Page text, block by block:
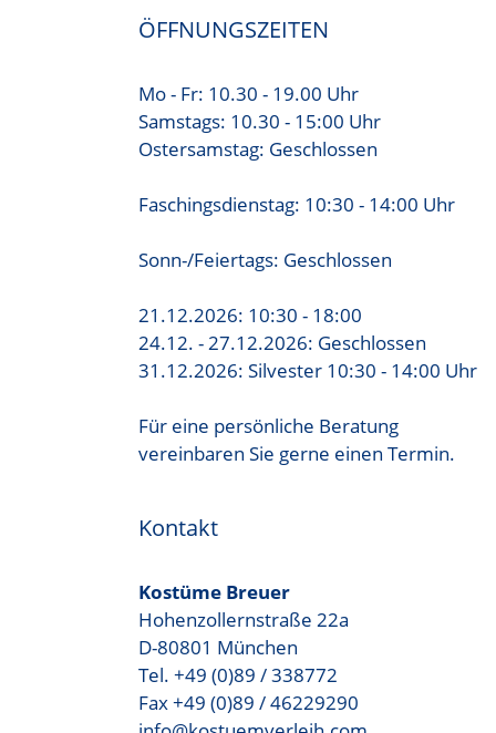
ÖFFNUNGSZEITEN
Mo - Fr: 10.30 - 19.00 Uhr
Samstags: 10.30 - 15:00 Uhr
Ostersamstag: Geschlossen
Faschingsdienstag: 10:30 - 14:00 Uhr
Sonn-/Feiertags: Geschlossen
21.12.2026: 10:30 - 18:00
24.12. - 27.12.2026: Geschlossen
31.12.2026: Silvester 10:30 - 14:00 Uhr
Für eine persönliche Beratung
vereinbaren Sie gerne einen Termin.
Kontakt
Kostüme Breuer
Hohenzollernstraße 22a
D-80801 München
Tel. +49 (0)89 / 338772
Fax +49 (0)89 / 46229290